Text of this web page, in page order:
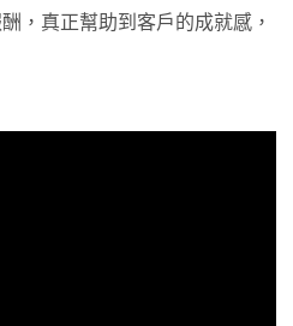
，真正幫助到客戶的成就感，